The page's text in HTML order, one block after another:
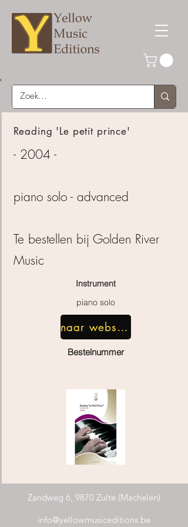
Reading 'Le petit prince'
- 2004 -
piano solo - advanced
Te bestellen bij Golden River
Music
Instrument
piano solo
naar webshop
Bestelnummer
Zandweg 6, 9870 Zulte (Machelen)
info@yellowmusiceditions.be